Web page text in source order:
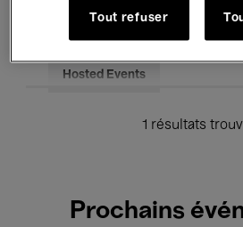
Hosted Events
1 résultats
Prochains
Tout refuser